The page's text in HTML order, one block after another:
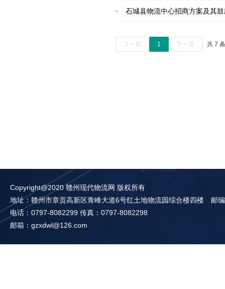
石城县物流中心招商方案及其
上一页 1 下一页 共 7 条
Copyright@2020 赣州现代物流网 版权所有
地址：赣州市章贡高新区青峰大道6号红土地物流园综合楼四楼 邮
电话：0797-8082299 传真：0797-8082298
邮箱：gzxdwl@126.com